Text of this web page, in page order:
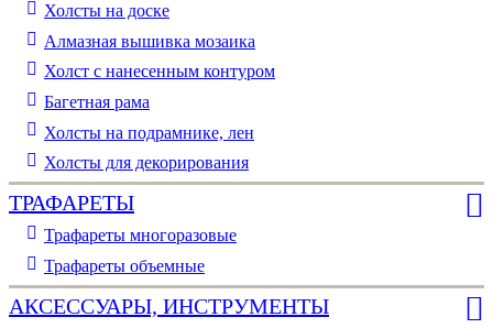
Холсты на доске
Алмазная вышивка мозаика
Холст с нанесенным контуром
Багетная рама
Холсты на подрамнике, лен
Холсты для декорирования
ТРАФАРЕТЫ
Трафареты многоразовые
Трафареты объемные
АКСЕССУАРЫ, ИНСТРУМЕНТЫ